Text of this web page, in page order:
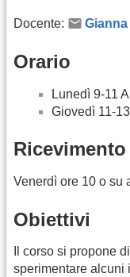
Docente:
Orario
Lunedì 9-11
Giovedì 11-13
Venerdì ore 10 o su
Obiettivi
Il corso si propone
sperimentare alcuni